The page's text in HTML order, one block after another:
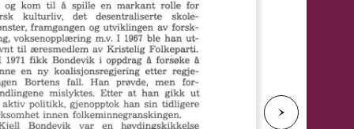
N
e
s
t
e
s
i
d
e